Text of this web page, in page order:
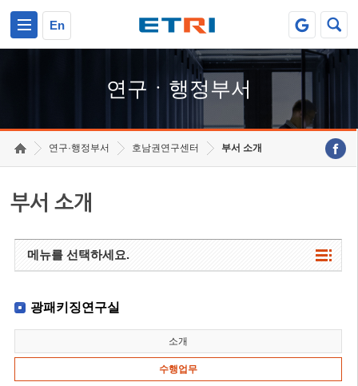
En
연구ㆍ행정부서
연구·행정부서 호남권연구센터 부서 소개
부서 소개
메뉴를 선택하세요.
광패키징연구실
소개
수행업무